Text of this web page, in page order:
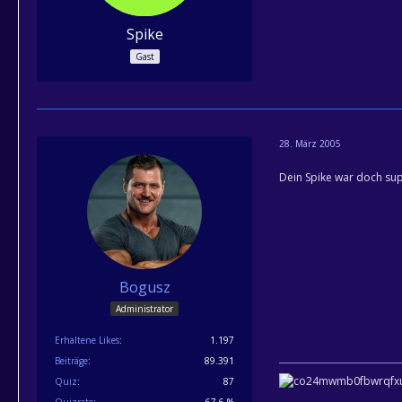
Spike
Gast
Bogusz
Administrator
Erhaltene Likes
1.197
Beiträge
89.391
Quiz
87
28. März 2005
Dein Spike war doch